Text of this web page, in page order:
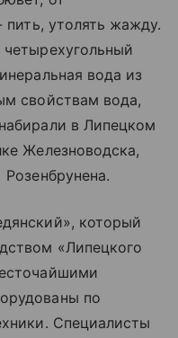
пить, утолять жажду.
вода из
свойствам вода,
в Липецком
Железноводска,
который
«Липецкого
по
Специалисты